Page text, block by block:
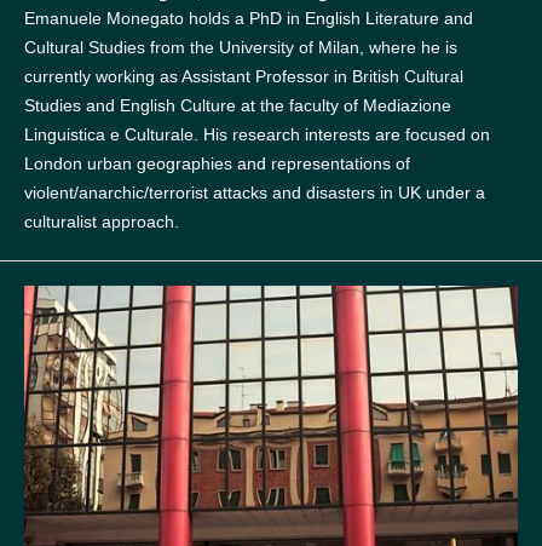
Emanuele Monegato holds a PhD in English Literature and
Cultural Studies from the University of Milan, where he is
currently working as Assistant Professor in British Cultural
Studies and English Culture at the faculty of Mediazione
Linguistica e Culturale. His research interests are focused on
London urban geographies and representations of
violent/anarchic/terrorist attacks and disasters in UK under a
culturalist approach.